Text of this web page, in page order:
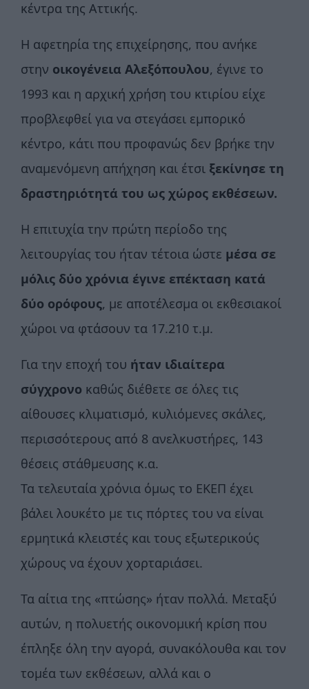
κέντρα της Αττικής.
Η αφετηρία της επιχείρησης, που ανήκε
στην οικογένεια Αλεξόπουλου, έγινε το
1993 και η αρχική χρήση του κτιρίου είχε
προβλεφθεί για να στεγάσει εμπορικό
κέντρο, κάτι που προφανώς δεν βρήκε την
αναμενόμενη απήχηση και έτσι ξεκίνησε τη
δραστηριότητά του ως χώρος εκθέσεων.
Η επιτυχία την πρώτη περίοδο της
λειτουργίας του ήταν τέτοια ώστε μέσα σε
μόλις δύο χρόνια έγινε επέκταση κατά
δύο ορόφους, με αποτέλεσμα οι εκθεσιακοί
χώροι να φτάσουν τα 17.210 τ.μ.
Για την εποχή του ήταν ιδιαίτερα
σύγχρονο καθώς διέθετε σε όλες τις
αίθουσες κλιματισμό, κυλιόμενες σκάλες,
περισσότερους από 8 ανελκυστήρες, 143
θέσεις στάθμευσης κ.α.
Τα τελευταία χρόνια όμως το ΕΚΕΠ έχει
βάλει λουκέτο με τις πόρτες του να είναι
ερμητικά κλειστές και τους εξωτερικούς
χώρους να έχουν χορταριάσει.
Τα αίτια της «πτώσης» ήταν πολλά. Μεταξύ
αυτών, η πολυετής οικονομική κρίση που
έπληξε όλη την αγορά, συνακόλουθα και τον
τομέα των εκθέσεων, αλλά και ο